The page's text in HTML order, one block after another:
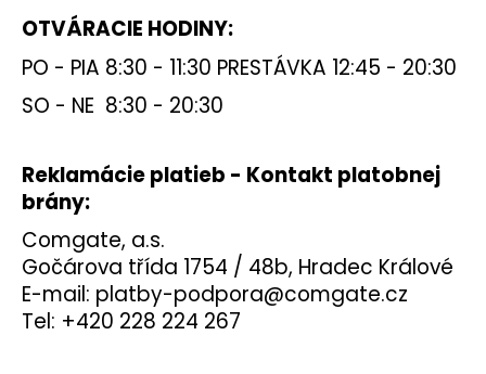
OTVÁRACIE HODINY:
PO - PIA 8:30 - 11:30 PRESTÁVKA 12:45 - 20:30
SO - NE 8:30 - 20:30
Reklamácie platieb - Kontakt platobnej
brány:
Comgate, a.s.
Gočárova třída 1754 / 48b, Hradec Králové
E-mail: platby-podpora@comgate.cz
Tel: +420 228 224 267
n
á
j
s
?
HĽADAŤ